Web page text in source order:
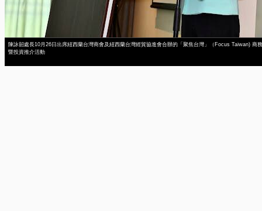
陳詠韶處長10月26日出席紐西蘭台灣商會及紐西蘭台灣經貿協進會合辦的「聚焦台灣」（Focus Taiwan) 商務
暨投資推介活動